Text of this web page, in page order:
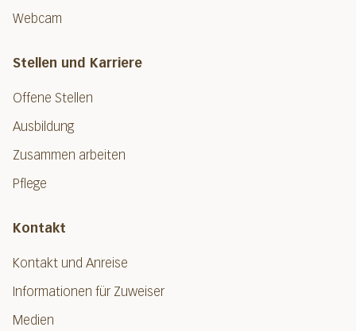
Webcam
Stellen und Karriere
Offene Stellen
Ausbildung
Zusammen arbeiten
Pflege
Kontakt
Kontakt und Anreise
Informationen für Zuweiser
Medien